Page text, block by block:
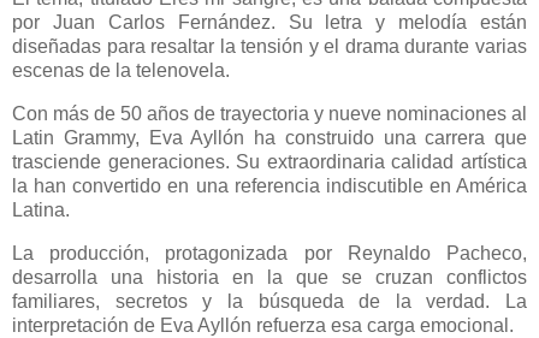
por Juan Carlos Fernández. Su letra y melodía están
diseñadas para resaltar la tensión y el drama durante varias
escenas de la telenovela.
Con más de 50 años de trayectoria y nueve nominaciones al
Latin Grammy, Eva Ayllón ha construido una carrera que
trasciende generaciones. Su extraordinaria calidad artística
la han convertido en una referencia indiscutible en América
Latina.
La producción, protagonizada por Reynaldo Pacheco,
desarrolla una historia en la que se cruzan conflictos
familiares, secretos y la búsqueda de la verdad. La
interpretación de Eva Ayllón refuerza esa carga emocional.